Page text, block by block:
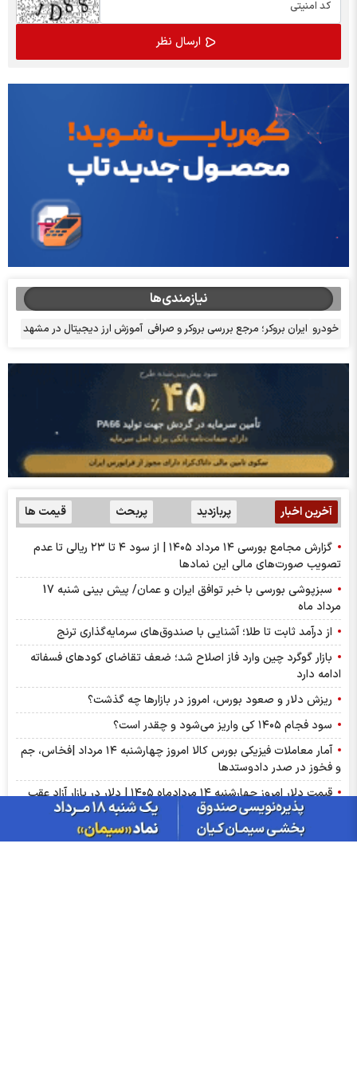
نیازمندی‌ها
خودرو ایران بروکر؛ مرجع بررسی بروکر و صرافی آموزش ارز دیجیتال در مشهد
آخرین اخبار پربازدید پربحث قیمت ها
گزارش مجامع بورسی ۱۴ مرداد ۱۴۰۵ | از سود ۴ تا ۲۳ ریالی تا عدم
تصویب صورت‌های مالی این نماد‌ها
سبزپوشی بورسی با خبر توافق ایران و عمان/ پیش بینی شنبه 17
مرداد ماه
از درآمد ثابت تا طلا؛ آشنایی با صندوق‌های سرمایه‌گذاری ترنج
بازار گوگرد چین وارد فاز اصلاح شد؛ ضعف تقاضای کودهای فسفاته
ادامه دارد
ریزش دلار و صعود بورس، امروز در بازارها چه گذشت؟
سود فجام ۱۴۰۵ کی واریز می‌شود و چقدر است؟
آمار معاملات فیزیکی بورس کالا امروز چهارشنبه ۱۴ مرداد |فخاس، جم
و فخوز در صدر دادوستد‌ها
قیمت دلار امروز چهارشنبه ۱۴ مردادماه ۱۴۰۵ | دلار در بازار آزاد عقب
نشست؛ حواله‌ها در مرکز مبادله بالا رفتند
خروج نقدینگی از بورس یعنی چه؟ سرمایه‌ها راهی کدام بازار می‌شوند؟